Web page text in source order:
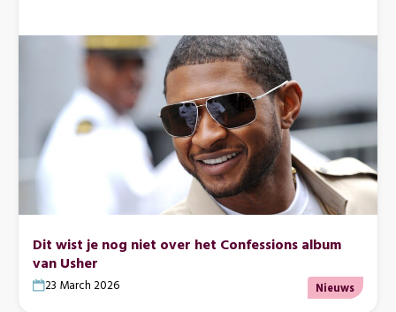
Dit wist je nog niet over het Confessions album
van Usher
23 March 2026 Nieuws